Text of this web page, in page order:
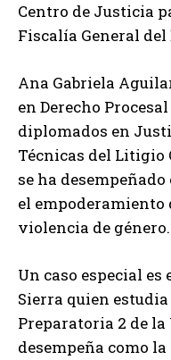
Centro de Justicia
Fiscalía General
Ana Gabriela
en Derecho
diplomados en
Técnicas del Litigio
se ha
el
violencia de género.
Un caso especial
Sierra quien
Preparatoria 2 de
desempeña como